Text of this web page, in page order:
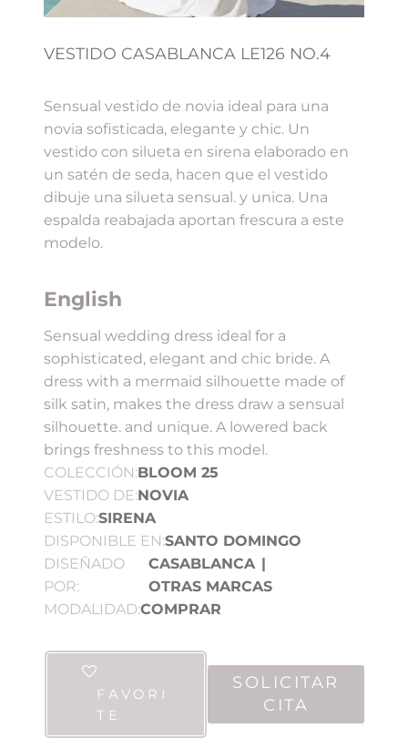
VESTIDO CASABLANCA LE126 NO.4
Sensual vestido de novia ideal para una
novia sofisticada, elegante y chic. Un
vestido con silueta en sirena elaborado en
un satén de seda, hacen que el vestido
dibuje una silueta sensual. y unica. Una
espalda reabajada aportan frescura a este
modelo.
English
Sensual wedding dress ideal for a
sophisticated, elegant and chic bride. A
dress with a mermaid silhouette made of
silk satin, makes the dress draw a sensual
silhouette. and unique. A lowered back
brings freshness to this model.
COLECCIÓN:BLOOM 25
VESTIDO DE:NOVIA
ESTILO:SIRENA
DISPONIBLE EN:SANTO DOMINGO
DISEÑADO
POR:
CASABLANCA |
OTRAS MARCAS
MODALIDAD:COMPRAR
FAVORI
TE
SOLICITAR
CITA